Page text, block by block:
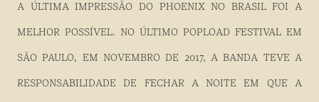
A ÚLTIMA IMPRESSÃO DO PHOENIX NO BRASIL FOI A
MELHOR POSSÍVEL. NO ÚLTIMO POPLOAD FESTIVAL EM
SÃO PAULO, EM NOVEMBRO DE 2017, A BANDA TEVE A
RESPONSABILIDADE DE FECHAR A NOITE EM QUE A